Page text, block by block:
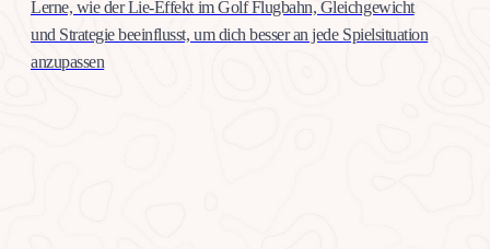
Lerne, wie der Lie-Effekt im Golf Flugbahn, Gleichgewicht
und Strategie beeinflusst, um dich besser an jede Spielsituation
anzupassen